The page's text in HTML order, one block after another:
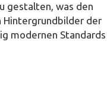
gestalten, was den
Hintergrundbilder der
modernen Standards